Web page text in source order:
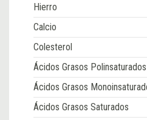
Hierro
Calcio
Colesterol
Ácidos Grasos Polinsaturados
Ácidos Grasos
Ácidos Grasos Saturados